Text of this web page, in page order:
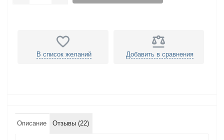
В список желаний Добавить в сравнения
Описание Отзывы (22)